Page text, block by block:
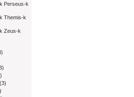
Perseus-k
Themis-k
Zeus-k